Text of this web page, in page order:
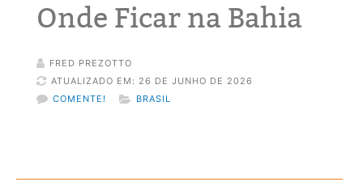
Onde Ficar na Bahia
FRED PREZOTTO
ATUALIZADO EM: 26 DE JUNHO DE 2026
COMENTE!
BRASIL